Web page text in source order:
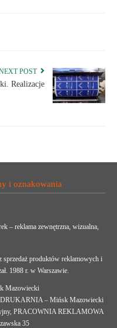
POST
Realizacje
i oznakowania
– reklama zewnętrzna, wizualna,
sprzedaż produktów reklamowych i
1988 r. w Warszawie.
Mazowiecki
DRUKARNIA – Mińsk Mazowiecki
PRACOWNIA REKLAMOWA
35